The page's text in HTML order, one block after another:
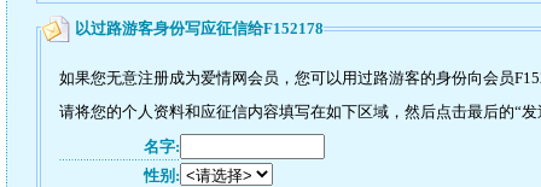
以过路游客身份写应征信给F152178
如果您无意注册成为爱情网会员，您可以用过路游客的身份向会员
请将您的个人资料和应征信内容填写在如下区域，然后点击最后的“
名字:
性别: